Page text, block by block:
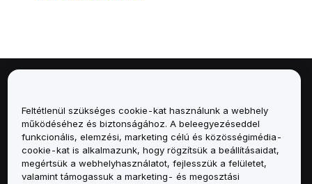
Szolgáltatások
Támogatás
Feltétlenül szükséges cookie-kat használunk a webhely
működéséhez és biztonságához. A beleegyezéseddel
funkcionális, elemzési, marketing célú és közösségimédia-
cookie-kat is alkalmazunk, hogy rögzítsük a beállításaidat,
megértsük a webhelyhasználatot, fejlesszük a felületet,
valamint támogassuk a marketing- és megosztási